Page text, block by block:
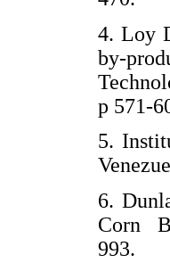
4. Loy
by-
p
5.
6.
Corn
993.